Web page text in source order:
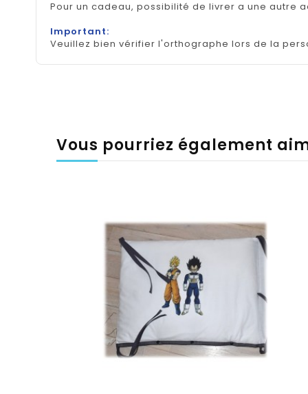
Pour un cadeau, possibilité de livrer a une autre
Important:
Veuillez bien vérifier l'orthographe lors de la
Vous pourriez également